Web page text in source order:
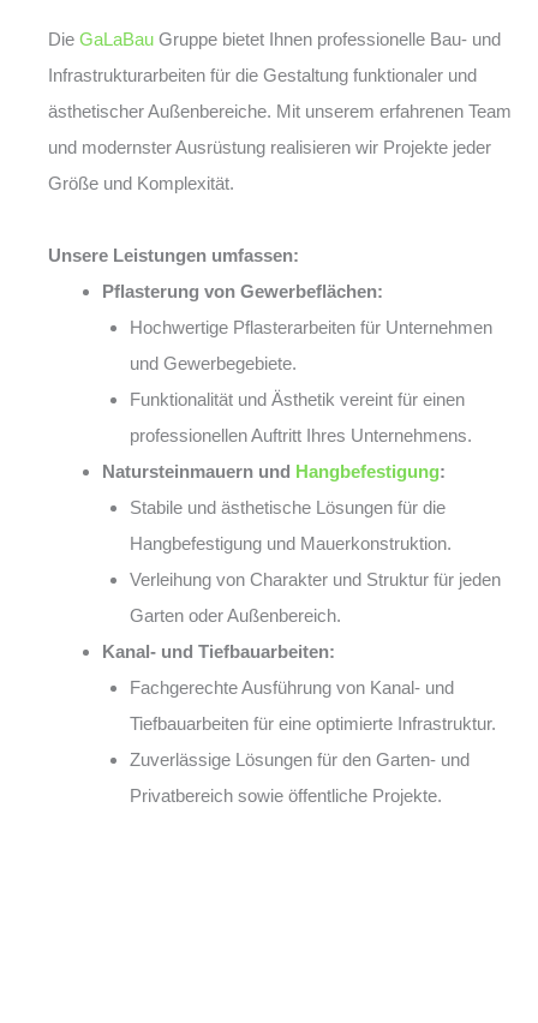
Die GaLaBau Gruppe bietet Ihnen professionelle Bau- und
Infrastrukturarbeiten für die Gestaltung funktionaler und
ästhetischer Außenbereiche. Mit unserem erfahrenen Team
und modernster Ausrüstung realisieren wir Projekte jeder
Größe und Komplexität.
Unsere Leistungen umfassen:
Pflasterung von Gewerbeflächen:
Hochwertige Pflasterarbeiten für Unternehmen
und Gewerbegebiete.
Funktionalität und Ästhetik vereint für einen
professionellen Auftritt Ihres Unternehmens.
Natursteinmauern und Hangbefestigung:
Stabile und ästhetische Lösungen für die
Hangbefestigung und Mauerkonstruktion.
Verleihung von Charakter und Struktur für jeden
Garten oder Außenbereich.
Kanal- und Tiefbauarbeiten:
Fachgerechte Ausführung von Kanal- und
Tiefbauarbeiten für eine optimierte Infrastruktur.
Zuverlässige Lösungen für den Garten- und
Privatbereich sowie öffentliche Projekte.